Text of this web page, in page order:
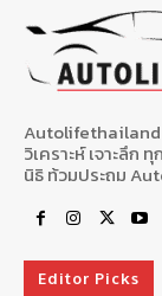
Autolifethailand
วิเคราะห์ เจาะลึก
นิธิ ท้วมประถม
Editor Picks